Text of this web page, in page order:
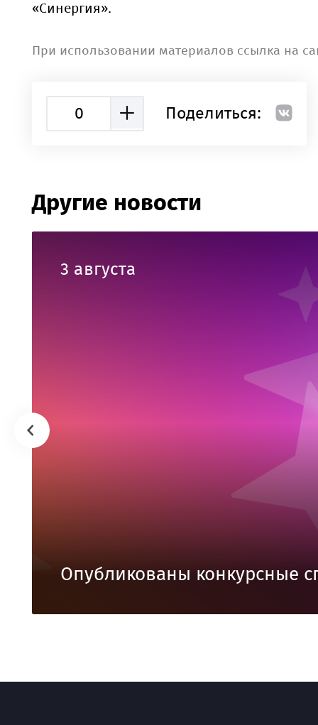
«Синергия».
При использовании материалов ссылка на
0 Поделиться:
Другие новости
3 августа
Опубликованы конкурсные